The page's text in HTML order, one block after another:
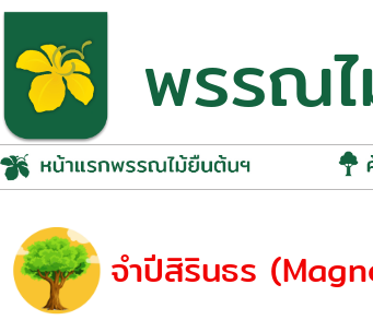
พรรณ
จำปีสิรินธร